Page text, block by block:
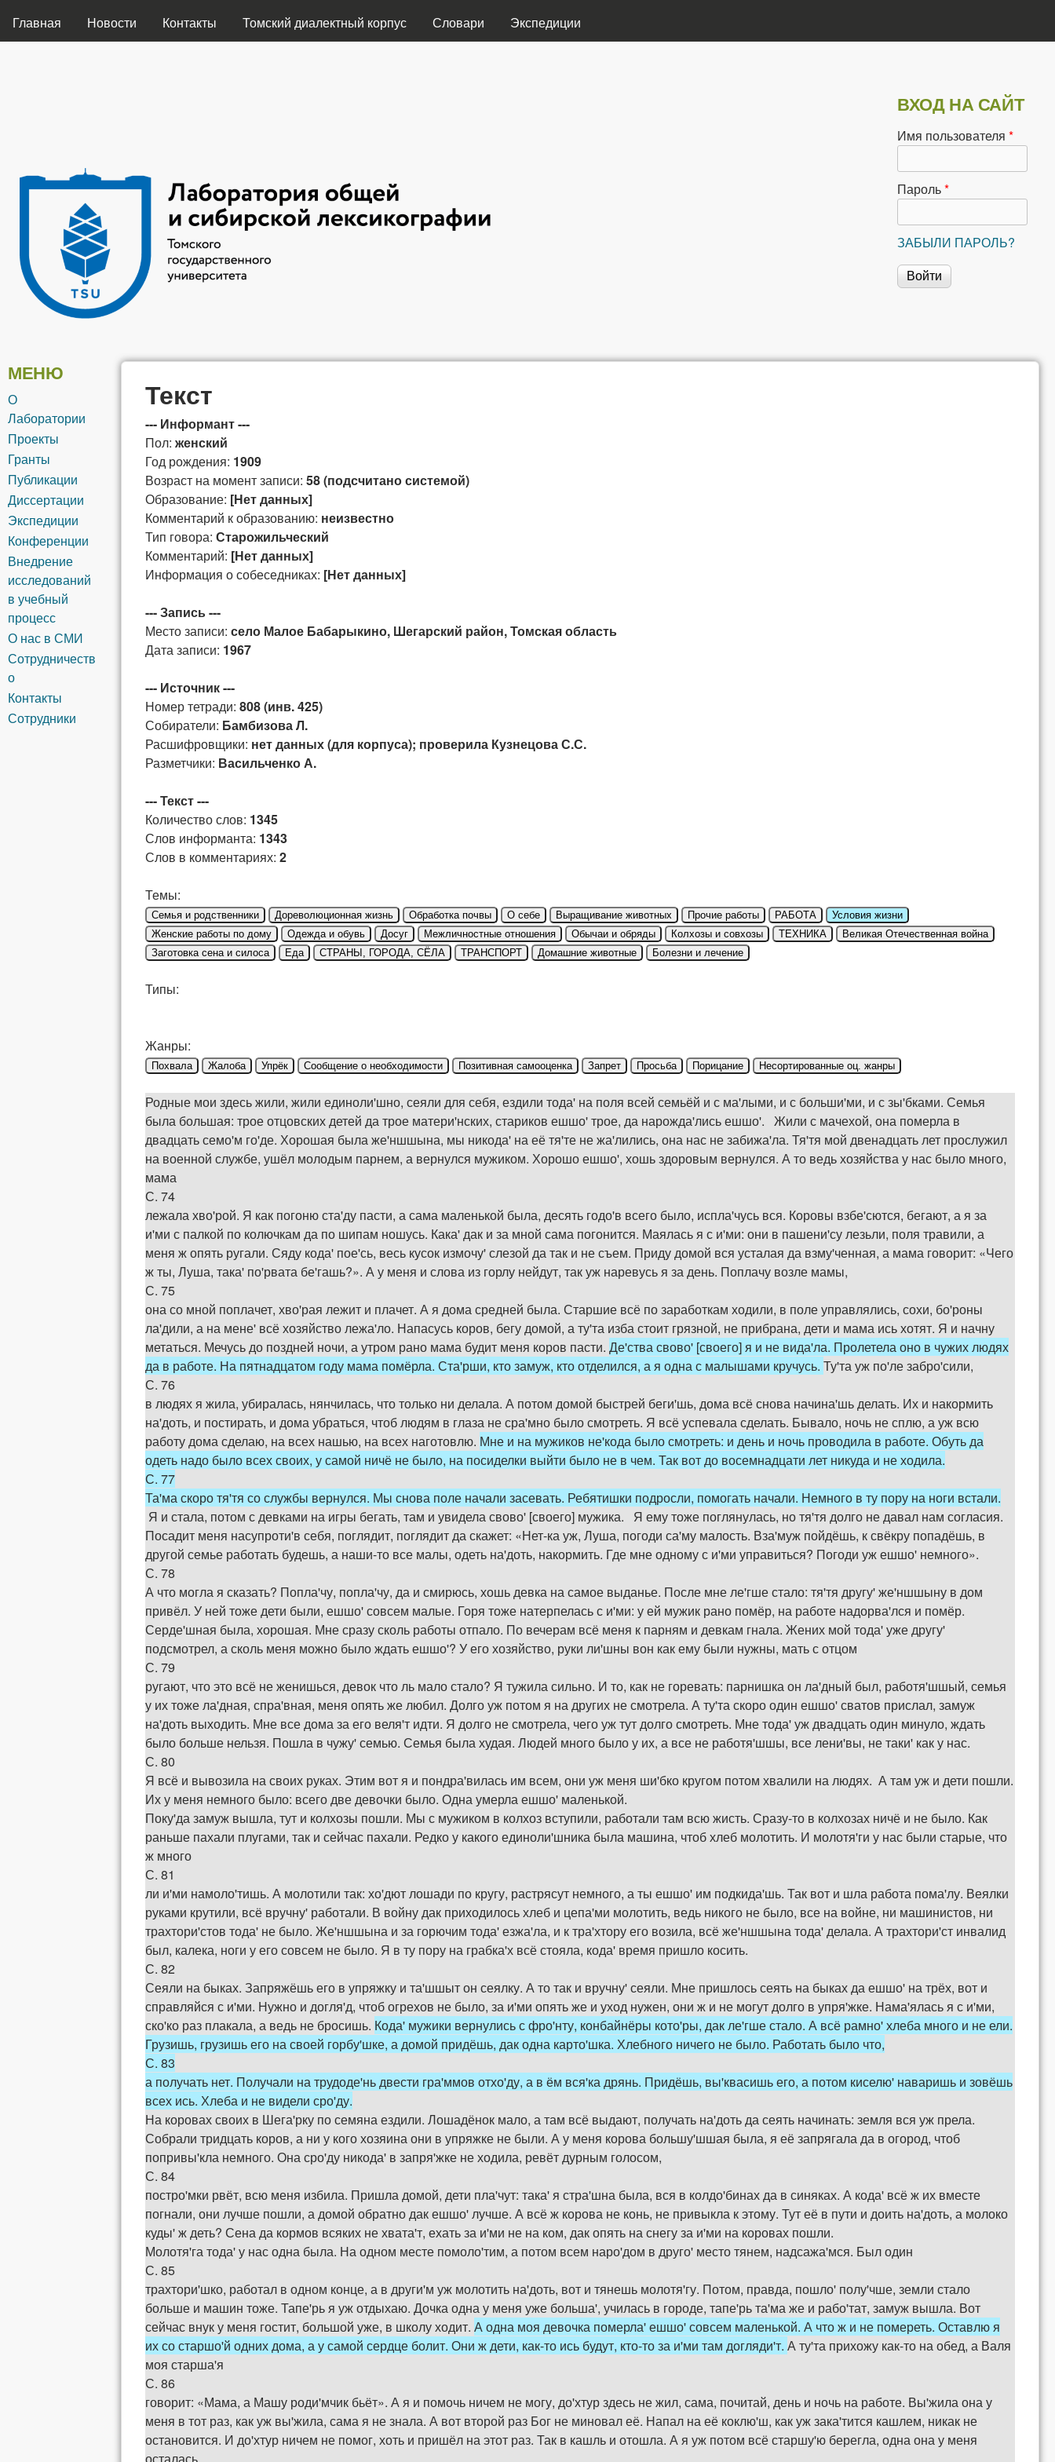
содержанию
ГЛАВНОЕ МЕНЮ
Главная Новости Контакты Томский диалектный корпус Словари Экспедиции
Лаборатория
общей и
сибирской
лексикографии
ВХОД НА САЙТ
Имя пользователя *
Пароль*
ЗАБЫЛИ ПАРОЛЬ?
Текст
--- Информант ---
Пол:женский
Год рождения: 1909
Возраст на момент записи:58 (подсчитано системой)
Образование: [Нет данных]
Комментарий к образованию: неизвестно
Тип говора:Старожильческий
Комментарий: [Нет данных]
Информация о собеседниках: [Нет данных]
--- Запись ---
Место записи:село Малое Бабарыкино, Шегарский район, Томская область
Дата записи: 1967
--- Источник ---
Номер тетради:808 (инв. 425)
Собиратели: Бамбизова Л.
Расшифровщики: нет данных (для корпуса); проверила Кузнецова С.С.
Разметчики: Васильченко А.
--- Текст ---
Количество слов: 1345
Слов информанта: 1343
Слов в комментариях:2
Темы:
Семья и родственники Дореволюционная жизнь Обработка почвы О себе Выращивание животных Прочие работы РАБОТА
Условия жизни
Женские работы по дому
Одежда и обувь Досуг Межличностные отношения Обычаи и обряды Колхозы и совхозы ТЕХНИКА
Великая Отечественная война
Заготовка сена и силоса
Еда СТРАНЫ, ГОРОДА, СЁЛА ТРАНСПОРТ Домашние животные Болезни и лечение
Типы:
Жанры:
Похвала Жалоба Упрёк Сообщение о необходимости Позитивная самооценка Запрет Просьба Порицание Несортированные оц. жанры
Родные мои здесь жили, жили единоли'шно, сеяли для себя, ездили тода' на поля всей семьёй и с ма'лыми, и с больши'ми, и с зы'бками. Семья
была большая: трое отцовских детей да трое матери'нских, стариков ешшо' трое, да нарожда'лись ешшо'. Жили с мачехой, она померла в
двадцать семо'м го'де. Хорошая была же'ншшына, мы никода' на её тя'те не жа'лились, она нас не забижа'ла. Тя'тя мой двенадцать лет прослужил
на военной службе, ушёл молодым парнем, а вернулся мужиком. Хорошо ешшо', хошь здоровым вернулся. А то ведь хозяйства у нас было много,
мама
С. 74
лежала хво'рой. Я как погоню ста'ду пасти, а сама маленькой была, десять годо'в всего было, испла'чусь вся. Коровы взбе'сются, бегают, а я за
и'ми с палкой по колючкам да по шипам ношусь. Кака' дак и за мной сама погонится. Маялась я с и'ми: они в пашени'су лезьли, поля травили, а
меня ж опять ругали. Сяду кода' пое'сь, весь кусок измочу' слезой да так и не съем. Приду домой вся усталая да взму'ченная, а мама говорит: «Чего
ж ты, Луша, така' по'рвата бе'гашь?». А у меня и слова из горлу нейдут, так уж наревусь я за день. Поплачу возле мамы,
С. 75
она со мной поплачет, хво'рая лежит и плачет. А я дома средней была. Старшие всё по заработкам ходили, в поле управлялись, сохи, бо'роны
ла'дили, а на мене' всё хозяйство лежа'ло. Напасусь коров, бегу домой, а ту'та изба стоит грязной, не прибрана, дети и мама ись хотят. Я и начну
метаться. Мечусь до поздней ночи, а утром рано мама будит меня коров пасти.Де'ства свово' [своего] я и не вида'ла. Пролетела оно в чужих людях
да в работе. На пятнадцатом году мама помёрла. Ста'рши, кто замуж, кто отделился, а я одна с малышами кручусь.Ту'та уж по'ле забро'сили,
С. 76
в людях я жила, убиралась, нянчилась, что только ни делала. А потом домой быстрей беги'шь, дома всё снова начина'шь делать. Их и накормить
на'доть, и постирать, и дома убраться, чтоб людям в глаза не сра'мно было смотреть. Я всё успевала сделать. Бывало, ночь не сплю, а уж всю
работу дома сделаю, на всех нашью, на всех наготовлю. Мне и на мужиков не'кода было смотреть: и день и ночь проводила в работе. Обуть да
одеть надо было всех своих, у самой ничё не было, на посиделки выйти было не в чем. Так вот до восемнадцати лет никуда и не ходила.
С. 77
Та'ма скоро тя'тя со службы вернулся. Мы снова поле начали засевать. Ребятишки подросли, помогать начали. Немного в ту пору на ноги встали.
Я и стала, потом с девками на игры бегать, там и увидела свово' [своего] мужика. Я ему тоже поглянулась, но тя'тя долго не давал нам согласия.
Посадит меня насупроти'в себя, поглядит, поглядит да скажет: «Нет-ка уж, Луша, погоди са'му малость. Вза'муж пойдёшь, к свёкру попадёшь, в
другой семье работать будешь, а наши-то все малы, одеть на'доть, накормить. Где мне одному с и'ми управиться? Погоди уж ешшо' немного».
С. 78
А что могла я сказать? Попла'чу, попла'чу, да и смирюсь, хошь девка на самое выданье. После мне ле'гше стало: тя'тя другу' же'ншшыну в дом
привёл. У ней тоже дети были, ешшо' совсем малые. Горя тоже натерпелась с и'ми: у ей мужик рано помёр, на работе надорва'лся и помёр.
Серде'шная была, хорошая. Мне сразу сколь работы отпало. По вечерам всё меня к парням и девкам гнала. Жених мой тода' уже другу'
подсмотрел, а сколь меня можно было ждать ешшо'? У его хозяйство, руки ли'шны вон как ему были нужны, мать с отцом
С. 79
ругают, что это всё не женишься, девок что ль мало стало? Я тужила сильно. И то, как не горевать: парнишка он ла'дный был, работя'шшый, семья
у их тоже ла'дная, спра'вная, меня опять же любил. Долго уж потом я на других не смотрела. А ту'та скоро один ешшо' сватов прислал, замуж
на'доть выходить. Мне все дома за его веля'т идти. Я долго не смотрела, чего уж тут долго смотреть. Мне тода' уж двадцать один минуло, ждать
было больше нельзя. Пошла в чужу' семью. Семья была худая. Людей много было у их, а все не работя'шшы, все лени'вы, не таки' как у нас.
С. 80
Я всё и вывозила на своих руках. Этим вот я и пондра'вилась им всем, они уж меня ши'бко кругом потом хвалили на людях. А там уж и дети пошли.
Их у меня немного было: всего две девочки было. Одна умерла ешшо' маленькой.
Поку'да замуж вышла, тут и колхозы пошли. Мы с мужиком в колхоз вступили, работали там всю жисть. Сразу-то в колхозах ничё и не было. Как
раньше пахали плугами, так и сейчас пахали. Редко у какого единоли'шника была машина, чтоб хлеб молотить. И молотя'ги у нас были старые, что
ж много
С. 81
ли и'ми намоло'тишь. А молотили так: хо'дют лошади по кругу, растрясут немного, а ты ешшо' им подкида'шь. Так вот и шла работа пома'лу. Веялки
руками крутили, всё вручну' работали. В войну дак приходилось хлеб и цепа'ми молотить, ведь никого не было, все на войне, ни машинистов, ни
трахтори'стов тода' не было. Же'ншшына и за горючим тода' езжа'ла, и к тра'хтору его возила, всё же'ншшына тода' делала. А трахтори'ст инвалид
был, калека, ноги у его совсем не было. Я в ту пору на грабка'х всё стояла, кода' время пришло косить.
С. 82
Сеяли на быках. Запряжёшь его в упряжку и та'шшыт он сеялку. А то так и вручну' сеяли. Мне пришлось сеять на быках да ешшо' на трёх, вот и
справляйся с и'ми. Нужно и догля'д, чтоб огрехов не было, за и'ми опять же и уход нужен, они ж и не могут долго в упря'жке. Нама'ялась я с и'ми,
ско'ко раз плакала, а ведь не бросишь. Кода' мужики вернулись с фро'нту, конбайнёры кото'ры, дак ле'гше стало. А всё рамно' хлеба много и не ели.
Грузишь, грузишь его на своей горбу'шке, а домой придёшь, дак одна карто'шка. Хлебного ничего не было. Работать было что,
С. 83
а получать нет. Получали на трудоде'нь двести гра'ммов отхо'ду, а в ём вся'ка дрянь. Придёшь, вы'квасишь его, а потом киселю' наваришь и зовёшь
всех ись. Хлеба и не видели сро'ду.
На коровах своих в Шега'рку по семяна ездили. Лошадёнок мало, а там всё выдают, получать на'доть да сеять начинать: земля вся уж прела.
Собрали тридцать коров, а ни у кого хозяина они в упряжке не были. А у меня корова большу'шшая была, я её запрягала да в огород, чтоб
попривы'кла немного. Она сро'ду никода' в запря'жке не ходила, ревёт дурным голосом,
С. 84
постро'мки рвёт, всю меня избила. Пришла домой, дети пла'чут: така' я стра'шна была, вся в колдо'бинах да в синяках. А кода' всё ж их вместе
погнали, они лучше пошли, а домой обратно дак ешшо' лучше. А всё ж корова не конь, не привыкла к этому. Тут её в пути и доить на'доть, а молоко
куды' ж деть? Сена да кормов всяких не хвата'т, ехать за и'ми не на ком, дак опять на снегу за и'ми на коровах пошли.
Молотя'га тода' у нас одна была. На одном месте помоло'тим, а потом всем наро'дом в друго' место тянем, надсажа'мся. Был один
С. 85
трахтори'шко, работал в одном конце, а в други'м уж молотить на'доть, вот и тянешь молотя'гу. Потом, правда, пошло' полу'чше, земли стало
больше и машин тоже. Тапе'рь я уж отдыхаю. Дочка одна у меня уже больша', училась в городе, тапе'рь та'ма же и рабо'тат, замуж вышла. Вот
сейчас внук у меня гостит, большой уже, в школу ходит.А одна моя девочка померла' ешшо' совсем маленькой. А что ж и не помереть. Оставлю я
их со старшо'й одних дома, а у самой сердце болит. Они ж дети, как-то ись будут, кто-то за и'ми там догляди'т.А ту'та прихожу как-то на обед, а Валя
моя старша'я
С. 86
говорит: «Мама, а Машу роди'мчик бьёт». А я и помочь ничем не могу, до'хтур здесь не жил, сама, почитай, день и ночь на работе. Вы'жила она у
меня в тот раз, как уж вы'жила, сама я не знала. А вот второй раз Бог не миновал её. Напал на её коклю'ш, как уж зака'тится кашлем, никак не
остановится. И до'хтур ничем не помог, хоть и пришёл на этот раз. Так в кашль и отошла. А я уж потом всё старшу'ю берегла, одна она у меня
МЕНЮ
О
Лаборатории
Проекты
Гранты
Публикации
Диссертации
Экспедиции
Конференции
Внедрение
исследований
в учебный
процесс
О нас в СМИ
Сотрудничеств
о
Контакты
Сотрудники